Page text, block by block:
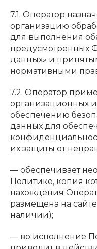
7.1. Оператор
организацию
для выполнения
предусмотренных
данных» и
нормативными
7.2. Оператор
организационных
обеспечению
данных для
их защиты от
— обеспечивает
Политике, копия
нахождения
размещена на
наличии);
— во исполнение